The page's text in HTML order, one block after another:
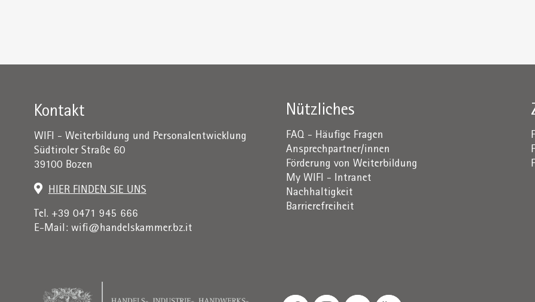
Kontakt
WIFI - Weiterbildung und Personalentwicklung
Südtiroler Straße 60
39100 Bozen
HIER FINDEN SIE UNS
Tel. +39 0471 945 666
E-Mail: wifi@handelskammer.bz.it
Nützliches
FAQ - Häufige Fragen
Ansprechpartner/innen
Förderung von Weiterbildung
My WIFI - Intranet
Nachhaltigkeit
Barrierefreiheit